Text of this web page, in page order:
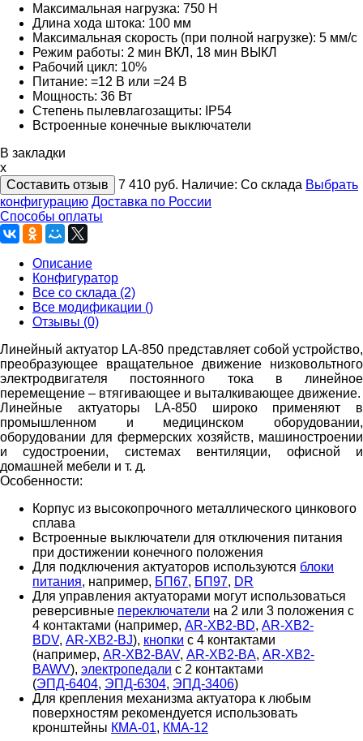
Максимальная нагрузка: 750 Н
Длина хода штока: 100 мм
Максимальная скорость (при полной нагрузке): 5 мм/с
Режим работы: 2 мин ВКЛ, 18 мин ВЫКЛ
Рабочий цикл: 10%
Питание: =12 В или =24 В
Мощность: 36 Вт
Степень пылевлагозащиты: IP54
Встроенные конечные выключатели
В закладки
x
Составить отзыв
7 410 руб. Наличие: Со склада Выбрать
конфигурацию Доставка по России
Способы оплаты
Описание
Конфигуратор
Все со склада (2)
Все модификации ()
Отзывы (0)
Линейный актуатор LA-850 представляет собой устройство,
преобразующее вращательное движение низковольтного
электродвигателя постоянного тока в линейное
перемещение – втягивающее и выталкивающее движение.
Линейные актуаторы LA-850 широко применяют в
промышленном и медицинском оборудовании,
оборудовании для фермерских хозяйств, машиностроении
и судостроении, системах вентиляции, офисной и
домашней мебели и т. д.
Особенности:
Корпус из высокопрочного металлического цинкового
сплава
Встроенные выключатели для отключения питания
при достижении конечного положения
Для подключения актуаторов используются блоки
питания, например, БП67, БП97, DR
Для управления актуаторами могут использоваться
реверсивные переключатели на 2 или 3 положения с
4 контактами (например, AR-XB2-BD, AR-XB2-
BDV, AR-XB2-BJ), кнопки с 4 контактами
(например, AR-XB2-BAV, AR-XB2-BA, AR-XB2-
BAWV), электропедали с 2 контактами
(ЭПД-6404, ЭПД-6304, ЭПД-3406)
Для крепления механизма актуатора к любым
поверхностям рекомендуется использовать
кронштейны КМА-01, КМА-12